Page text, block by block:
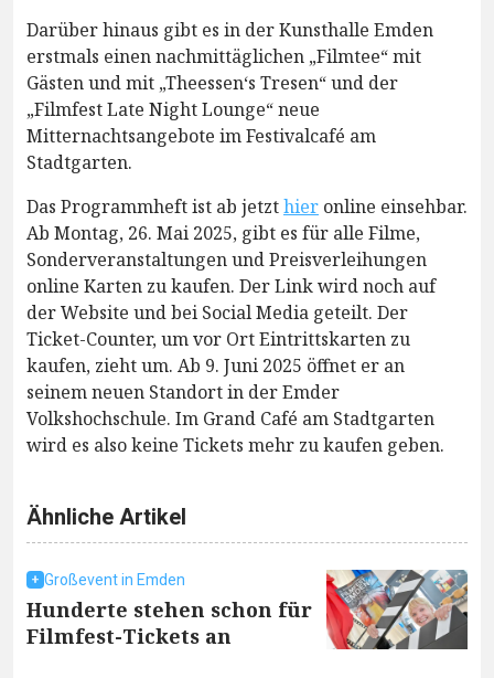
Darüber hinaus gibt es in der Kunsthalle Emden
erstmals einen nachmittäglichen „Filmtee“ mit
Gästen und mit „Theessen‘s Tresen“ und der
„Filmfest Late Night Lounge“ neue
Mitternachtsangebote im Festivalcafé am
Stadtgarten.
Das Programmheft ist ab jetzthier online einsehbar.
Ab Montag, 26. Mai 2025, gibt es für alle Filme,
Sonderveranstaltungen und Preisverleihungen
online Karten zu kaufen. Der Link wird noch auf
der Website und bei Social Media geteilt. Der
Ticket-Counter, um vor Ort Eintrittskarten zu
kaufen, zieht um. Ab 9. Juni 2025 öffnet er an
seinem neuen Standort in der Emder
Volkshochschule. Im Grand Café am Stadtgarten
wird es also keine Tickets mehr zu kaufen geben.
Ähnliche Artikel
Großevent in Emden
Hunderte stehen schon für
Filmfest-Tickets an